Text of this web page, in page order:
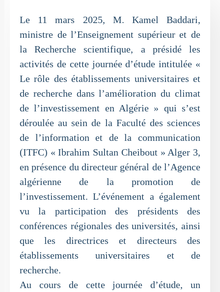
Le 11 mars 2025, M. Kamel Baddari,
ministre de l’Enseignement supérieur et de
la Recherche scientifique, a présidé les
activités de cette journée d’étude intitulée «
Le rôle des établissements universitaires et
de recherche dans l’amélioration du climat
de l’investissement en Algérie » qui s’est
déroulée au sein de la Faculté des sciences
de l’information et de la communication
(ITFC) « Ibrahim Sultan Cheibout » Alger 3,
en présence du directeur général de l’Agence
algérienne de la promotion de
l’investissement. L’événement a également
vu la participation des présidents des
conférences régionales des universités, ainsi
que les directrices et directeurs des
établissements universitaires et de
recherche.
Au cours de cette journée d’étude, un